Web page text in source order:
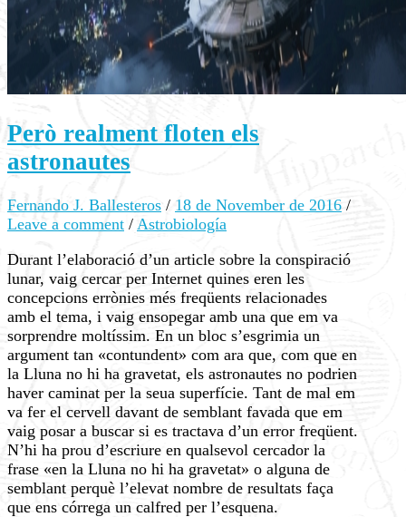
Però realment floten els
astronautes
Fernando J. Ballesteros / 18 de November de 2016 /
Leave a comment / Astrobiología
Durant l’elaboració d’un article sobre la conspiració
lunar, vaig cercar per Internet quines eren les
concepcions errònies més freqüents relacionades
amb el tema, i vaig ensopegar amb una que em va
sorprendre moltíssim. En un bloc s’esgrimia un
argument tan «contundent» com ara que, com que en
la Lluna no hi ha gravetat, els astronautes no podrien
haver caminat per la seua superfície. Tant de mal em
va fer el cervell davant de semblant favada que em
vaig posar a buscar si es tractava d’un error freqüent.
N’hi ha prou d’escriure en qualsevol cercador la
frase «en la Lluna no hi ha gravetat» o alguna de
semblant perquè l’elevat nombre de resultats faça
que ens córrega un calfred per l’esquena.